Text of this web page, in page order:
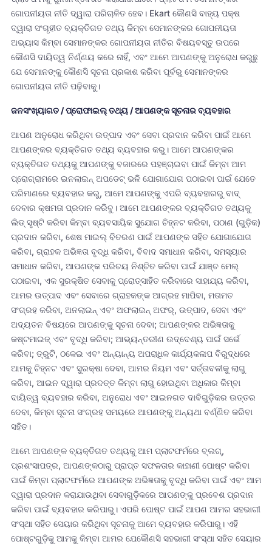
ଗୋପନୀୟତା ନୀତି ଦ୍ୱାରା ପରିଚାଳିତ ହେବ। Ekart କୌଣସି ବାହ୍ୟ ପକ୍ଷ
ଦ୍ୱାରା ସଂଗୃହୀତ ବ୍ୟକ୍ତିଗତ ତଥ୍ୟ କିମ୍ବା ସେମାନଙ୍କର ଗୋପନୀୟତା
ଅଭ୍ୟାସ କିମ୍ବା ସେମାନଙ୍କର ଗୋପନୀୟତା ନୀତିର ବିଷୟବସ୍ତୁ ଉପରେ
କୌଣସି ଦାୟିତ୍ୱ ନିର୍ଣ୍ଣୟ କରେ ନାହିଁ, ଏବଂ ଆମେ ଆପଣଙ୍କୁ ଅନୁରୋଧ କରୁଛୁ
ଯେ ସେମାନଙ୍କୁ କୌଣସି ସୂଚନା ପ୍ରକାଶ କରିବା ପୂର୍ବରୁ ସେମାନଙ୍କର
ଗୋପନୀୟତା ନୀତି ପଢ଼ିବାକୁ।
ଜନସଂଖ୍ୟାଗତ / ପ୍ରୋଫାଇଲ୍ ତଥ୍ୟ / ଆପଣଙ୍କ ସୂଚନାର ବ୍ୟବହାର
ଆପଣ ଅନୁରୋଧ କରିଥିବା ଉତ୍ପାଦ ଏବଂ ସେବା ପ୍ରଦାନ କରିବା ପାଇଁ ଆମେ
ଆପଣଙ୍କର ବ୍ୟକ୍ତିଗତ ତଥ୍ୟ ବ୍ୟବହାର କରୁ। ଆମେ ଆପଣଙ୍କର
ବ୍ୟକ୍ତିଗତ ତଥ୍ୟକୁ ଆପଣଙ୍କୁ ବଜାରରେ ପହଞ୍ଚାଇବା ପାଇଁ କିମ୍ବା ଆମ
ପ୍ରୋଗ୍ରାମରେ ଇନଲାଇନ୍ ଅପଡେଟ୍ ଭଳି ଯୋଗାଯୋଗ ପଠାଇବା ପାଇଁ ଯେତେ
ପରିମାଣରେ ବ୍ୟବହାର କରୁ, ଆମେ ଆପଣଙ୍କୁ ଏପରି ବ୍ୟବହାରରୁ ବାଦ୍
ଦେବାର କ୍ଷମତା ପ୍ରଦାନ କରିବୁ। ଆମେ ଆପଣଙ୍କର ବ୍ୟକ୍ତିଗତ ତଥ୍ୟକୁ
ଲିଡ୍ ସୃଷ୍ଟି କରିବା କିମ୍ବା ବ୍ୟବସାୟିକ ସୁଯୋଗ ଚିହ୍ନଟ କରିବା, ପଠାଣ (ଗୁଡ଼ିକ)
ପ୍ରଦାନ କରିବା, ଶେଷ ମାଇଲ୍ ବିତରଣ ପାଇଁ ଆପଣଙ୍କ ସହିତ ଯୋଗାଯୋଗ
କରିବା, ଗ୍ରାହକ ଅଭିଜ୍ଞତା ବୃଦ୍ଧି କରିବା, ବିବାଦ ସମାଧାନ କରିବା, ସମସ୍ୟାର
ସମାଧାନ କରିବା, ଆପଣଙ୍କ ପରିଚୟ ନିଶ୍ଚିତ କରିବା ପାଇଁ ଯାଞ୍ଚ ମେଲ୍
ପଠାଇବା, ଏକ ସୁରକ୍ଷିତ ସେବାକୁ ପ୍ରୋତ୍ସାହିତ କରିବାରେ ସାହାଯ୍ୟ କରିବା,
ଆମର ଉତ୍ପାଦ ଏବଂ ସେବାରେ ଗ୍ରାହକଙ୍କ ଆଗ୍ରହ ମାପିବା, ମତାମତ
ସଂଗ୍ରହ କରିବା, ଅନଲାଇନ୍ ଏବଂ ଅଫଲାଇନ୍ ଅଫର୍, ଉତ୍ପାଦ, ସେବା ଏବଂ
ଅଦ୍ୟତନ ବିଷୟରେ ଆପଣଙ୍କୁ ସୂଚନା ଦେବା; ଆପଣଙ୍କର ଅଭିଜ୍ଞତାକୁ
କଷ୍ଟମାଇଜ୍ ଏବଂ ବୃଦ୍ଧି କରିବା; ଆଭ୍ୟନ୍ତରୀଣ ଉଦ୍ଦେଶ୍ୟ ପାଇଁ ସର୍ଭେ
କରିବା; ତ୍ରୁଟି, ଠକେଇ ଏବଂ ଅନ୍ୟାନ୍ୟ ଅପରାଧିକ କାର୍ଯ୍ୟକଳାପ ବିରୁଦ୍ଧରେ
ଆମକୁ ଚିହ୍ନଟ ଏବଂ ସୁରକ୍ଷା ଦେବା, ଆମର ନିୟମ ଏବଂ ସର୍ତ୍ତାବଳୀକୁ ଲାଗୁ
କରିବା, ଆଇନ ଦ୍ୱାରା ପ୍ରଦତ୍ତ କିମ୍ବା ଲାଗୁ ହୋଇଥିବା ଅଧିକାର କିମ୍ବା
ଦାୟିତ୍ୱ ବ୍ୟବହାର କରିବା, ଅନୁରୋଧ ଏବଂ ଆଇନଗତ ଦାବିଗୁଡ଼ିକର ଉତ୍ତର
ଦେବା, କିମ୍ବା ସୂଚନା ସଂଗ୍ରହ ସମୟରେ ଆପଣଙ୍କୁ ଅନ୍ୟଥା ବର୍ଣ୍ଣିତ କରିବା
ସହିତ।
ଆମେ ଆପଣଙ୍କ ବ୍ୟକ୍ତିଗତ ତଥ୍ୟକୁ ଆମ ପ୍ଲାଟଫର୍ମରେ ବ୍ଲଗ୍,
ପ୍ରଶଂସାପତ୍ର, ଆପଣଙ୍କଠାରୁ ପ୍ରାପ୍ତ ସଫଳତାର କାହାଣୀ ପୋଷ୍ଟ କରିବା
ପାଇଁ କିମ୍ବା ପ୍ଲାଟଫର୍ମରେ ଆପଣଙ୍କ ଅଭିଜ୍ଞତାକୁ ବୃଦ୍ଧି କରିବା ପାଇଁ ଏବଂ ଆମ
ଦ୍ୱାରା ପ୍ରଦାନ କରାଯାଉଥିବା ସେବାଗୁଡ଼ିକରେ ଆପଣଙ୍କୁ ପ୍ରବେଶ ପ୍ରଦାନ
କରିବା ପାଇଁ ବ୍ୟବହାର କରିପାରୁ। ଏପରି ପୋଷ୍ଟ ପାଇଁ ଆପଣ ଆମର ସହଭାଗୀ
ସଂସ୍ଥା ସହିତ ସେୟାର କରିଥିବା ସୂଚନାକୁ ଆମେ ବ୍ୟବହାର କରିପାରୁ। ଏହି
ପୋଷ୍ଟଗୁଡ଼ିକୁ ଆମକୁ କିମ୍ବା ଆମର ଯେକୌଣସି ସହଭାଗୀ ସଂସ୍ଥା ସହିତ ସେୟାର